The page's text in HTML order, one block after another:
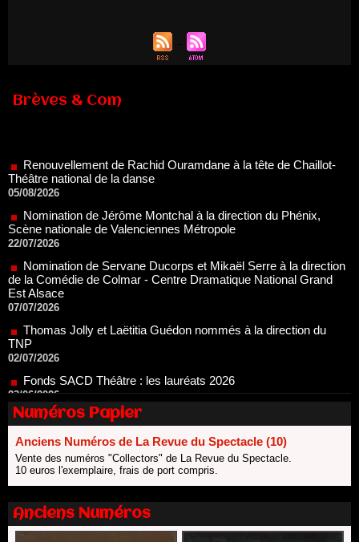
Brèves & Com
05/08/2026
Nomination de Jérôme Montchal à la direction du Phénix,
Scène nationale de Valenciennes Métropole
22/07/2026
Nomination de Servane Ducorps et Mikaël Serre à la direction
de la Comédie de Colmar - Centre Dramatique National Grand
07/07/2026
Thomas Jolly et Laëtitia Guédon nommés à la direction du
TNP
02/07/2026
Fonds SACD Théâtre : les lauréats 2026
23/06/2026
Dispositif ARTCENA Écrire pour le cirque, les lauréats 2026 !
20/06/2026
Le palmarès des prix SACD 2026
Les 10 lauréats du Fonds Grandes Formes Théâtre 2026
SACD
13/06/2026
Nomination de Nathalie Garraud et Olivier Saccomano à la
direction du Théâtre de Gennevilliers - CDN
13/06/2026
Numéros Papier
Anciens Numéros de La Revue du Spectacle (10)
Vente des numéros "Collectors" de La Revue du Spectacle.
10 euros l'exemplaire, frais de port compris.
Anciens Numéros